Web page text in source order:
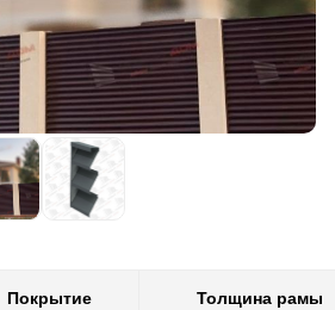
Покрытие Толщина рамы